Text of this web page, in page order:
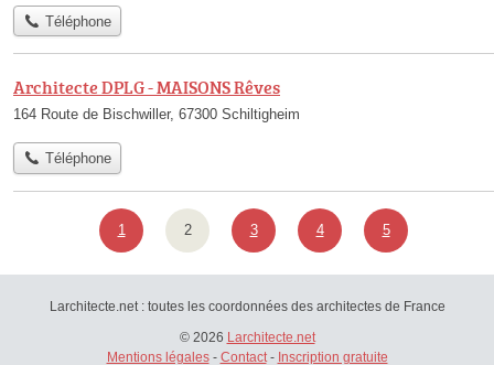
Téléphone
Architecte DPLG - MAISONS Rêves
164 Route de Bischwiller, 67300 Schiltigheim
Téléphone
1 2 3 4 5
Larchitecte.net : toutes les coordonnées des architectes de France
© 2026 Larchitecte.net
Mentions légales- Contact- Inscription gratuite